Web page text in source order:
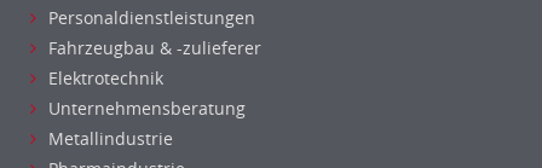
Personaldienstleistungen
Fahrzeugbau & -zulieferer
Elektrotechnik
Unternehmensberatung
Metallindustrie